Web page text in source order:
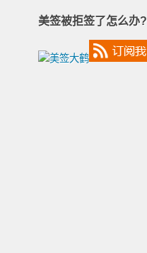
美签被拒签了怎么办?